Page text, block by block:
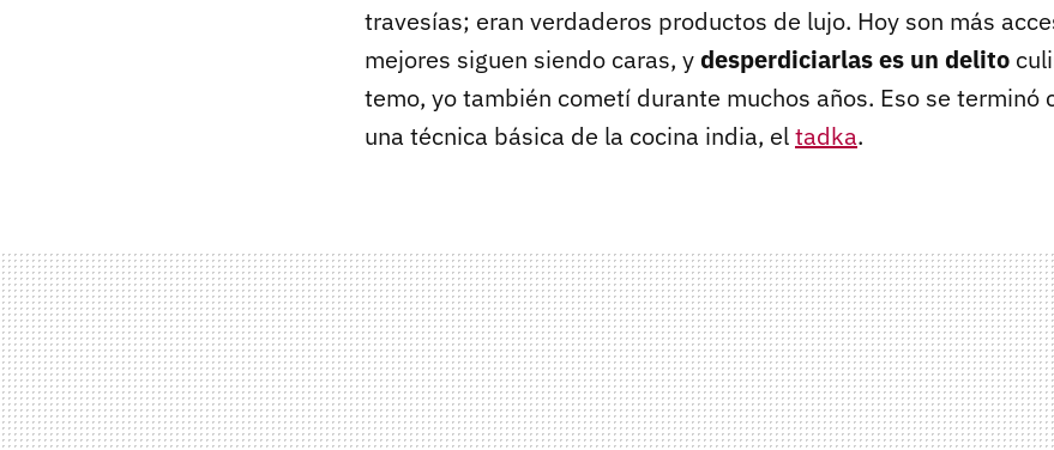
travesías; eran verdaderos productos de lujo. Hoy son más
mejores siguen siendo caras, ydesperdiciarlas es un delito
temo, yo también cometí durante muchos años. Eso se terminó
una técnica básica de la cocina india, eltadka.